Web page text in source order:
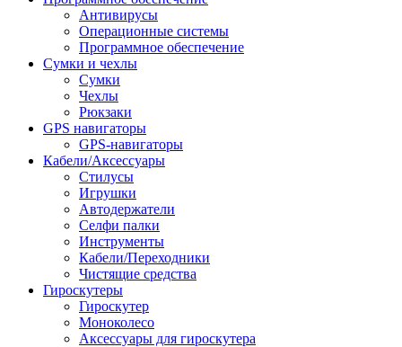
Антивирусы
Операционные системы
Программное обеспечение
Сумки и чехлы
Сумки
Чехлы
Рюкзаки
GPS навигаторы
GPS-навигаторы
Кабели/Аксессуары
Стилусы
Игрушки
Автодержатели
Селфи палки
Инструменты
Кабели/Переходники
Чистящие средства
Гироскутеры
Гироскутер
Моноколесо
Аксессуары для гироскутера